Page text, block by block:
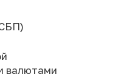
валютами